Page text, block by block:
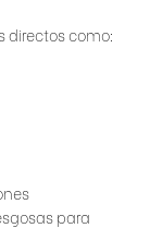
directos como:
para